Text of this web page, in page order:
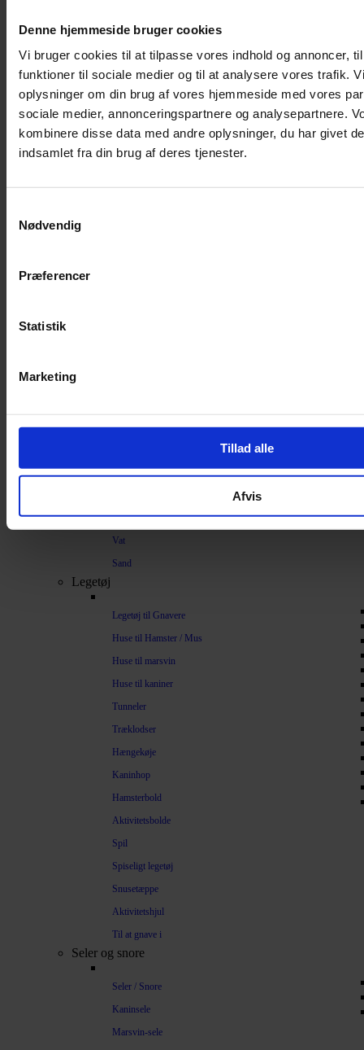
Denne hjemmeside bruger cookies
Vi bruger cookies til at tilpasse vores indhold og annoncer,
funktioner til sociale medier og til at analysere vores trafik.
oplysninger om din brug af vores hjemmeside med vores
sociale medier, annonceringspartnere og analysepartnere.
kombinere disse data med andre oplysninger, du har givet
indsamlet fra din brug af deres tjenester.
Nødvendig
Præferencer
Statistik
Marketing
Tillad alle
Afvis
Hamsterbur
Kaninbur
Rottebur
Marsvinebur
Overdækning løbegård
Savsmuld
Bommuld
Træpiller
Vat
Sand
Legetøj
Legetøj til Gnavere
Huse til Hamster / Mus
Huse til marsvin
Huse til kaniner
Tunneler
Træklodser
Hængekøje
Kaninhop
Hamsterbold
Aktivitetsbolde
Spil
Spiseligt legetøj
Snusetæppe
Aktivitetshjul
Til at gnave i
Seler og snore
Seler / Snore
Kaninsele
Marsvin-sele